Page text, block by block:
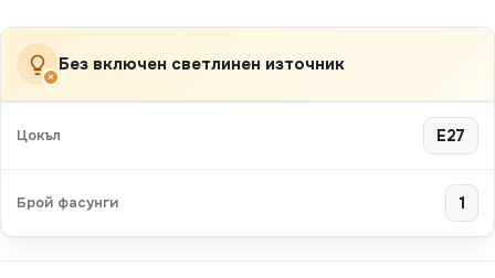
×
Без включен светлинен източник
Цокъл E27
Брой фасунги 1